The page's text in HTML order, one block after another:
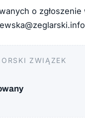
o zgłoszenie
ZWIĄZEK